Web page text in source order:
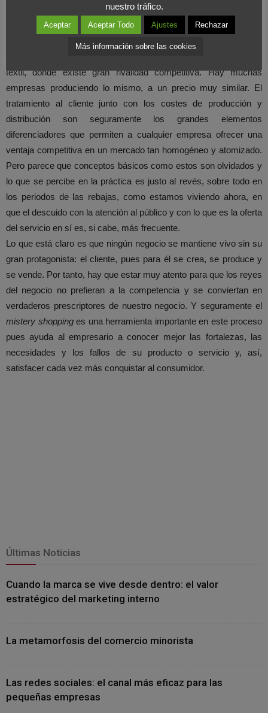
que la idea que se formará del servicio ofrecido no reflejara la
realidad vivida por la mayoría de los usuarios. El ideal sería que
estas personas viviesen un día como
cliente misterioso
textil, donde existe gran rivalidad competitiva. Hay muchas
empresas produciendo lo mismo, a un precio muy similar. El
tratamiento al cliente junto con los costes de producción y
distribución son seguramente los grandes elementos
diferenciadores que permiten a cualquier empresa ofrecer una
ventaja competitiva en un mercado tan homogéneo y atomizado.
Pero parece que conceptos básicos como estos son olvidados y
lo que se percibe en la práctica es justo al revés, sobre todo en
los periodos de las rebajas, como estamos viviendo ahora, en
que el descuido con la atención al público y con lo que es la oferta
del servicio en sí es, si cabe, más frecuente.
Lo que está claro es que ningún negocio se mantiene vivo sin su
gran protagonista: el cliente, pues para él se crea, se produce y
se vende. Por tanto, hay que estar muy atento para que los reyes
del negocio no prefieran a la competencia y se conviertan en
verdaderos prescriptores de nuestro negocio. Y seguramente el
mistery shoppinges una herramienta importante en este proceso
pues ayuda al empresario a conocer mejor las fortalezas, las
necesidades y los fallos de su producto o servicio y, así,
satisfacer cada vez más conquistar al consumidor.
Últimas Noticias
Cuando la marca se vive desde dentro: el valor
estratégico del marketing interno
La metamorfosis del comercio minorista
Las redes sociales: el canal más eficaz para las
pequeñas empresas
nuestro tráfico.
Aceptar Aceptar Todo Ajustes Rechazar
Más información sobre las cookies